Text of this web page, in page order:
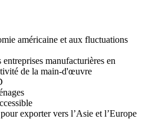
américaine et aux fluctuations
manufacturières en
de la main-d'œuvre
exporter vers l’Asie et l’Europe